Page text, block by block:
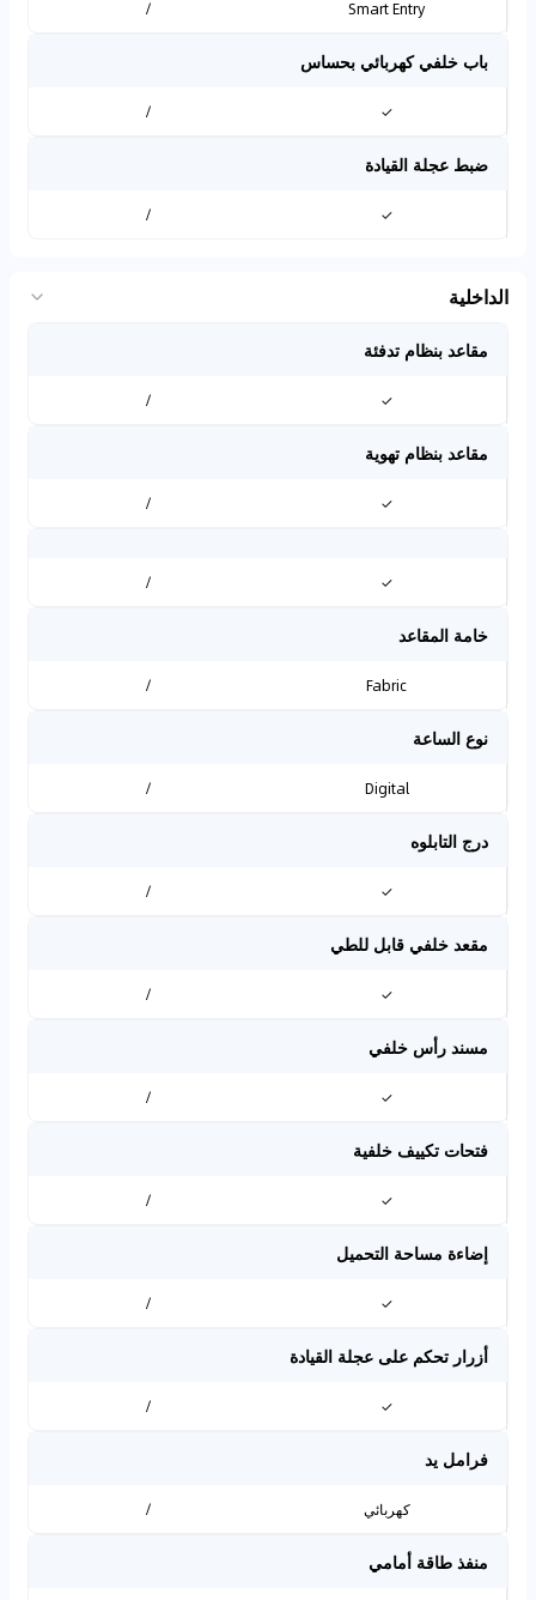
Smart Entry
/
باب خلفي كهربائي بحساس
✓
/
ضبط عجلة القيادة
✓
/
الداخلية
مقاعد بنظام تدفئة
✓
/
مقاعد بنظام تهوية
✓
/
✓
/
خامة المقاعد
Fabric
/
نوع الساعة
Digital
/
درج التابلوه
✓
/
مقعد خلفي قابل للطي
✓
/
مسند رأس خلفي
✓
/
فتحات تكييف خلفية
✓
/
إضاءة مساحة التحميل
✓
/
أزرار تحكم على عجلة القيادة
✓
/
فرامل يد
كهربائي /
منفذ طاقة أمامي